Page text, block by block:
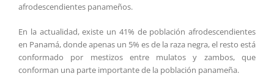
afrodescendientes panameños.
En la actualidad, existe un 41% de población afrodescendientes
en Panamá, donde apenas un 5% es de la raza negra, el resto está
conformado por mestizos entre mulatos y zambos, que
conforman una parte importante de la población panameña.